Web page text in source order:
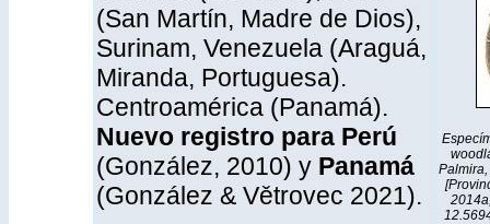
(San Martín, Madre de Dios),
Surinam, Venezuela (Araguá,
Miranda, Portuguesa).
Centroamérica (Panamá).
Nuevo registro para Perú
(González, 2010) y Panamá
(González & Větrovec 2021).